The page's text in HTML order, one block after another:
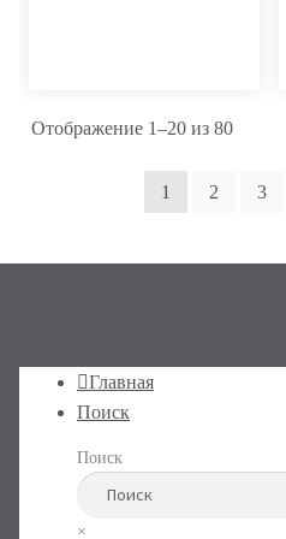
Отображение 1–20 из 80
1 2 3
Главная
Поиск
Поиск
×